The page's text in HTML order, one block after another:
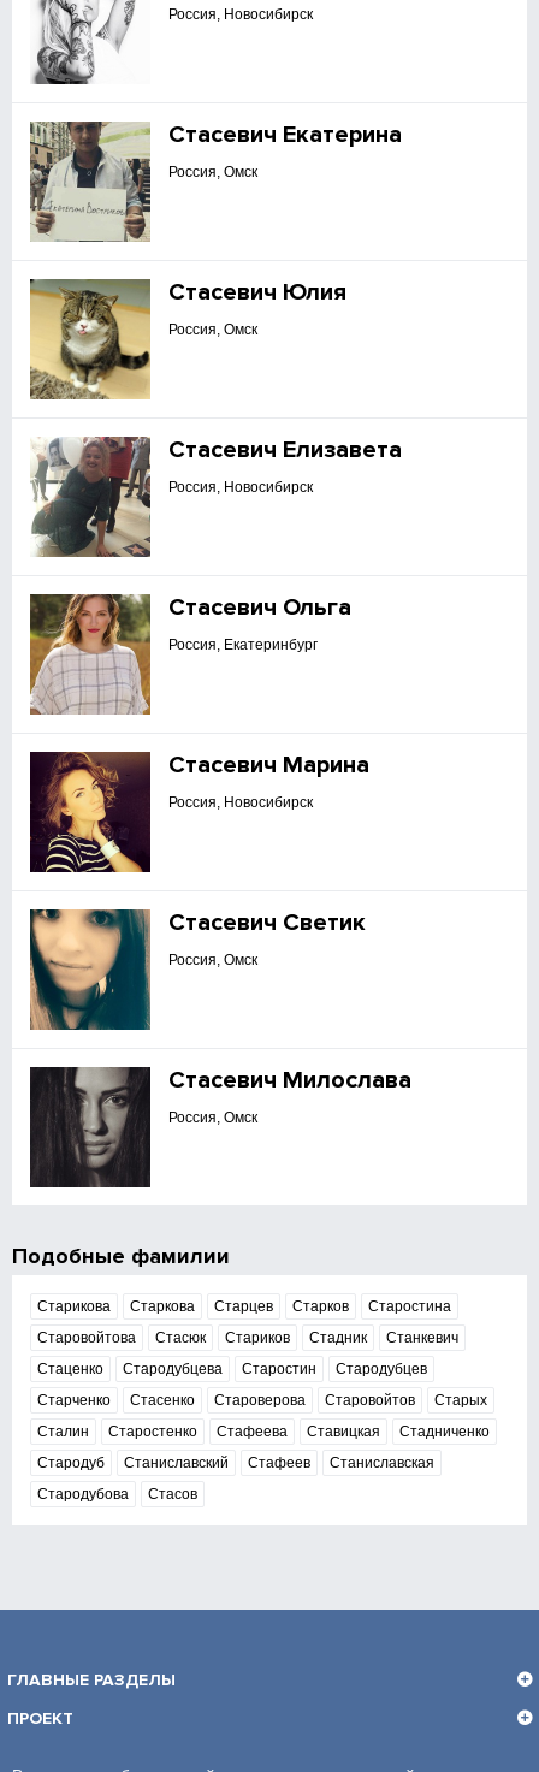
Россия, Новосибирск
Стасевич Екатерина
Россия, Омск
Стасевич Юлия
Россия, Омск
Стасевич Елизавета
Россия, Новосибирск
Стасевич Ольга
Россия, Екатеринбург
Стасевич Марина
Россия, Новосибирск
Стасевич Светик
Россия, Омск
Стасевич Милослава
Россия, Омск
Подобные фамилии
Старикова Старкова Старцев Старков
Старостина
Старовойтова
Стасюк Стариков Стадник
Станкевич
Стаценко
Стародубцева Старостин
Стародубцев
Старченко
Стасенко Староверова Старовойтов
Старых
Сталин
Старостенко Стафеева Ставицкая
Стадниченко
Стародуб
Станиславский Стафеев
Станиславская
Стародубова
Стасов
ГЛАВНЫЕ РАЗДЕЛЫ
ПРОЕКТ